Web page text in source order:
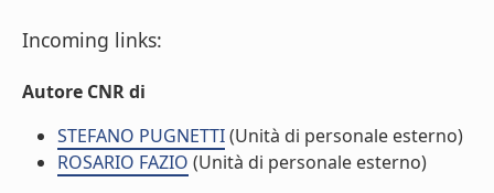
Incoming links:
Autore CNR di
STEFANO PUGNETTI(Unità di personale esterno)
ROSARIO FAZIO (Unità di personale esterno)